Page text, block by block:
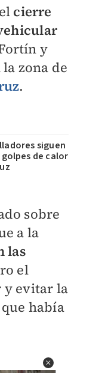
cierre
y
zona de
.
siguen
de calor
sobre
a la
las
el
y evitar la
había